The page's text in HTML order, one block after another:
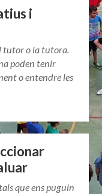
i
tutor o la tutora.
poden tenir
o entendre les
que ens puguin